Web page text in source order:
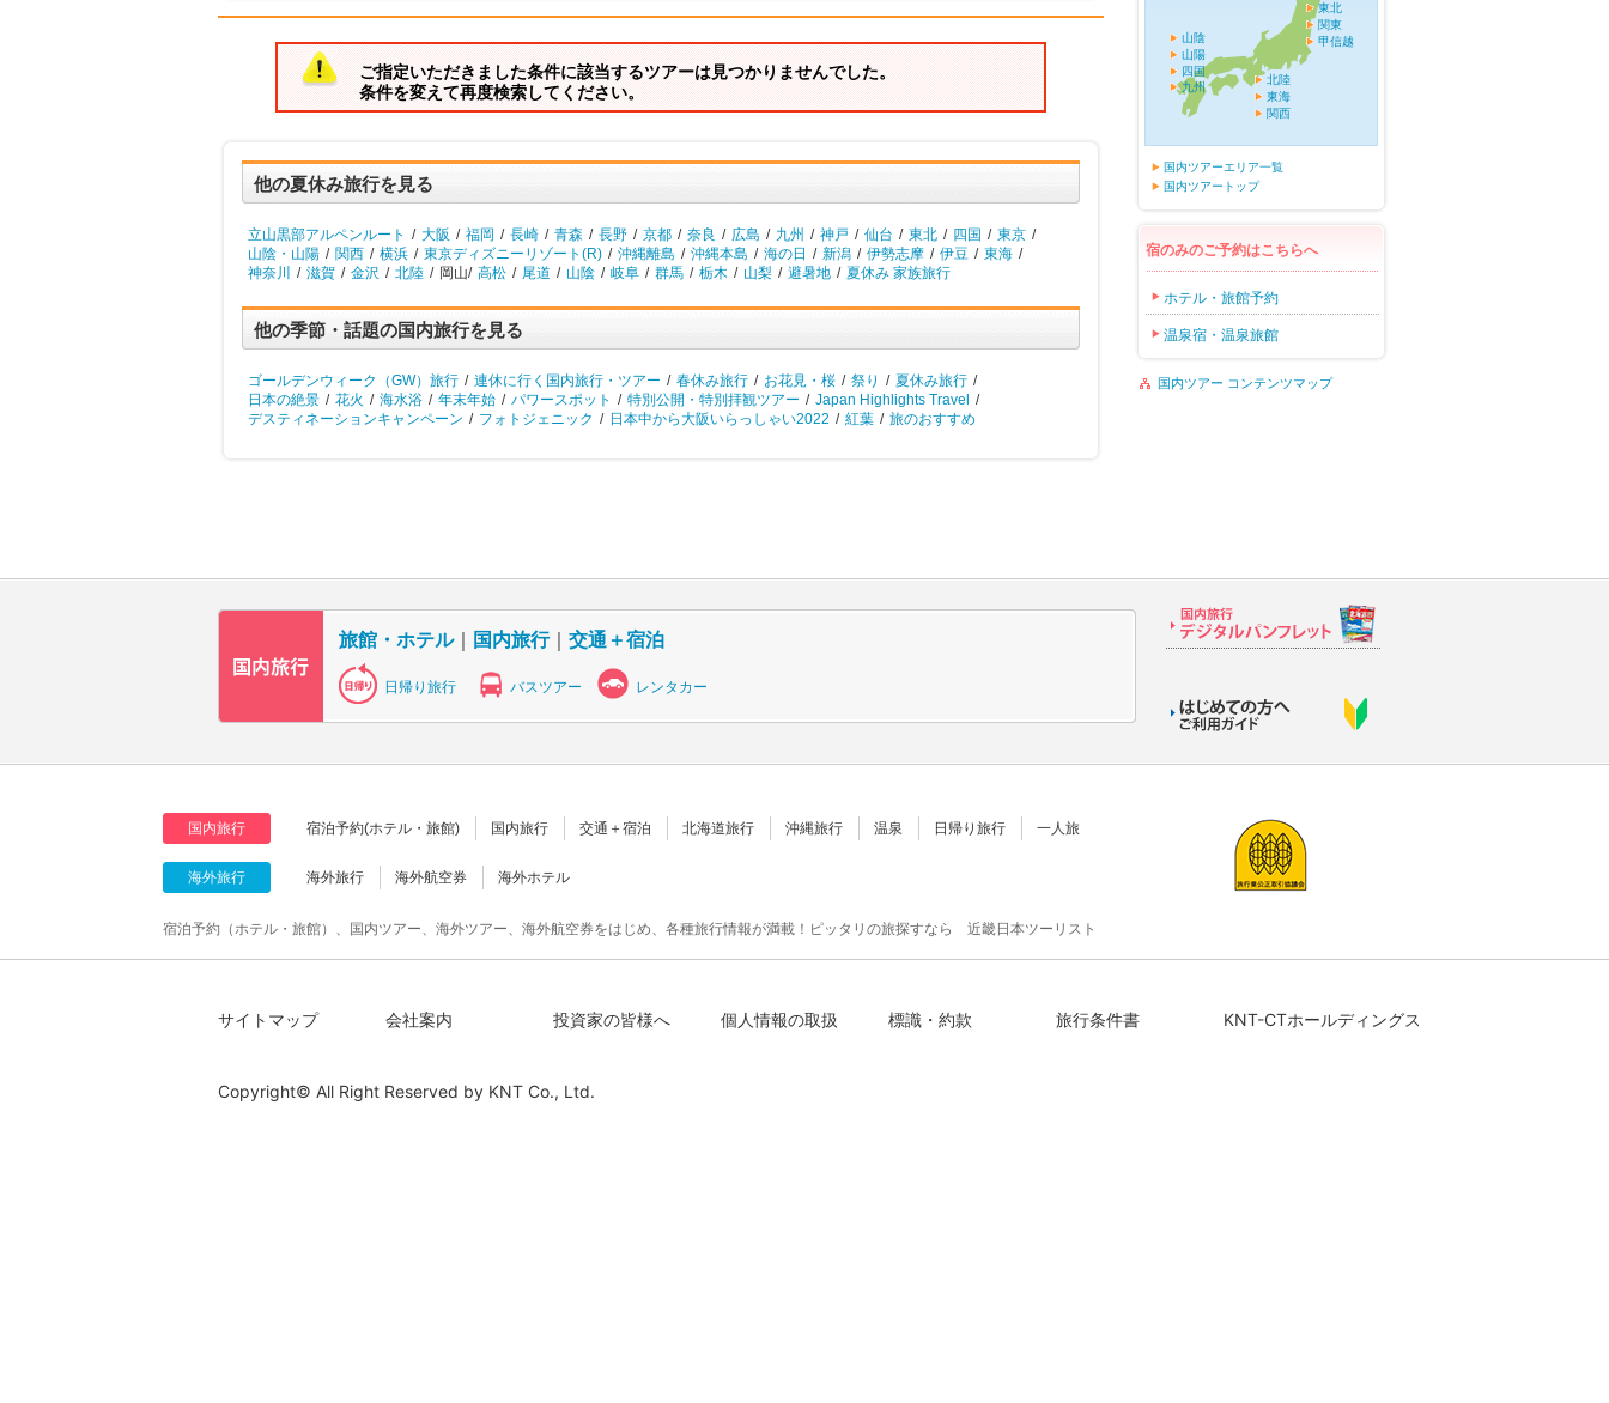
ご指定いただきました条件に該当するツアーは見つかりませんでした。
条件を変えて再度検索してください。
他の夏休み旅行を見る
立山黒部アルペンルート / 大阪 / 福岡 / 長崎 / 青森 / 長野 / 京都 / 奈良 / 広島 / 九州 / 神戸 / 仙台 / 東北 / 四国 / 東京 /
山陰・山陽 / 関西 / 横浜 / 東京ディズニーリゾート(R) / 沖縄離島 / 沖縄本島 / 海の日 / 新潟 / 伊勢志摩 / 伊豆 / 東海 /
神奈川
/ 滋賀 / 金沢 / 北陸 / 岡山/ 高松 / 尾道 / 山陰 / 岐阜 / 群馬 / 栃木 / 山梨 / 避暑地 / 夏休み 家族旅行
他の季節・話題の国内旅行を見る
ゴールデンウィーク（GW）旅行 / 連休に行く国内旅行・ツアー / 春休み旅行 / お花見・桜 / 祭り / 夏休み旅行 /
日本の絶景 / 花火 / 海水浴 / 年末年始 / パワースポット / 特別公開・特別拝観ツアー / Japan Highlights Travel
/
デスティネーションキャンペーン / フォトジェニック / 日本中から大阪いらっしゃい2022 / 紅葉 / 旅のおすすめ
東北
関東
甲信越
北陸
東海
関西
山陰
山陽
四国
九州
国内ツアーエリア一覧
国内ツアートップ
宿のみのご予約はこちらへ
ホテル・旅館予約
温泉宿・温泉旅館
国内ツアー コンテンツマップ
旅館・ホテル｜ 国内旅行｜ 交通＋宿泊
日帰り旅行 バスツアー レンタカー
国内旅行 宿泊予約(ホテル・旅館) 国内旅行 交通＋宿泊 北海道旅行 沖縄旅行 温泉 日帰り旅行 一人旅
海外旅行 海外旅行 海外航空券 海外ホテル
宿泊予約（ホテル・旅館）、国内ツアー、海外ツアー、海外航空券をはじめ、各種旅行情報が満載！ピッタリの旅探すなら 近畿日本ツーリスト
サイトマップ 会社案内 投資家の皆様へ 個人情報の取扱 標識・約款 旅行条件書 KNT-CTホールディングス
Copyright© All Right Reserved by KNT Co., Ltd.